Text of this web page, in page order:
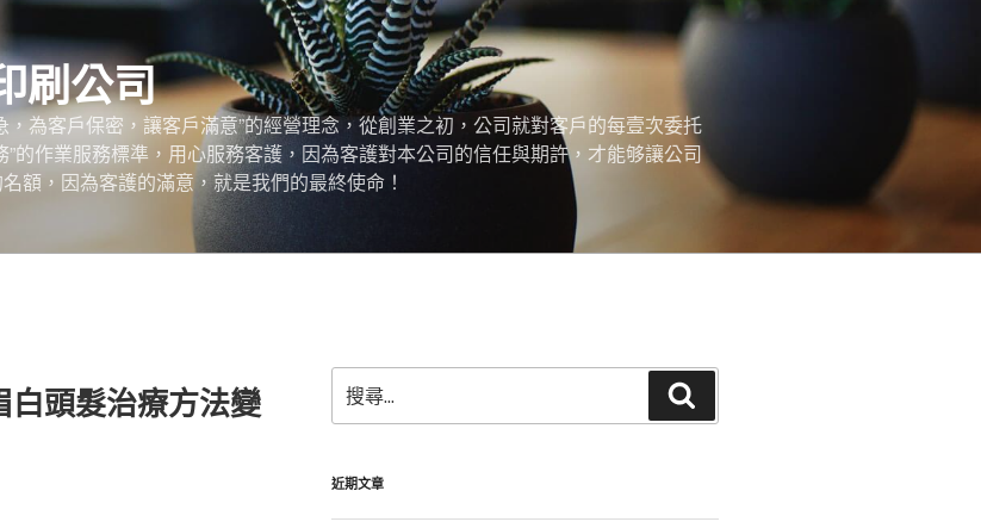
刷公司
為客戶保密，讓客戶滿意”的經營理念，從創業之初，公司就對客戶的每壹次委托
的作業服務標準，用心服務客護，因為客護對本公司的信任與期許，才能够讓公司
額，因為客護的滿意，就是我們的最終使命！
白頭髮治療方法變
尋
關
字:
尋
近期文章